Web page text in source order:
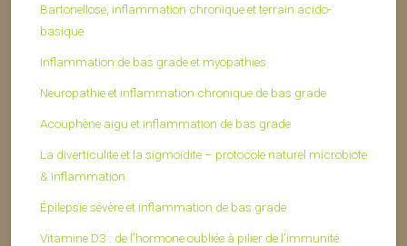
Bartonellose, inflammation chronique et terrain acido-
basique
Inflammation de bas grade et myopathies
Neuropathie et inflammation chronique de bas grade
Acouphène aigu et inflammation de bas grade
La diverticulite et la sigmoïdite – protocole naturel microbiote
& inflammation
Épilepsie sévère et inflammation de bas grade
Vitamine D3 : de l’hormone oubliée à pilier de l’immunité